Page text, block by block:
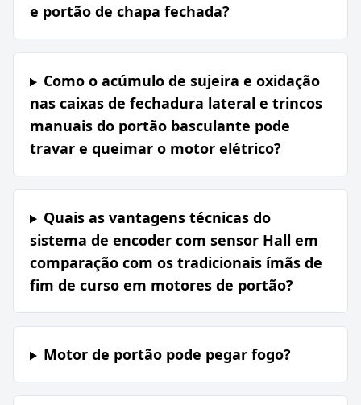
e portão de chapa fechada?
Como o acúmulo de sujeira e oxidação
nas caixas de fechadura lateral e trincos
manuais do portão basculante pode
travar e queimar o motor elétrico?
Quais as vantagens técnicas do
sistema de encoder com sensor Hall em
comparação com os tradicionais ímãs de
fim de curso em motores de portão?
Motor de portão pode pegar fogo?